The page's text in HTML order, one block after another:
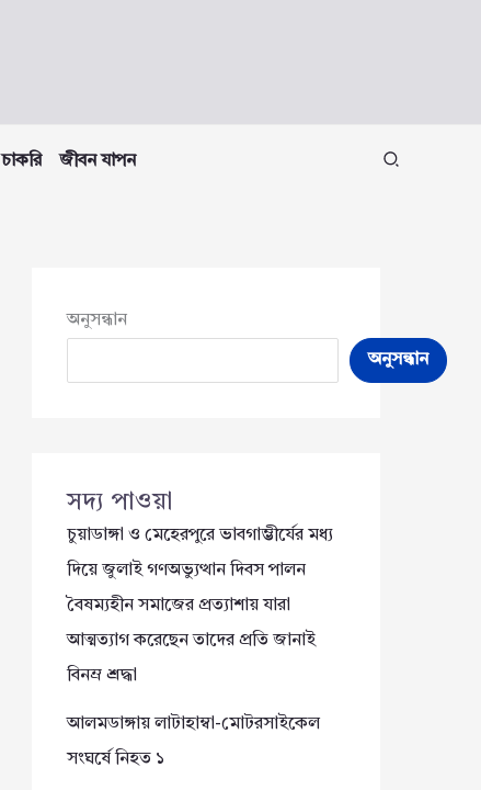
চাকরি জীবন যাপন
অনুসন্ধান
অনুসন্ধান
সদ্য পাওয়া
চুয়াডাঙ্গা ও মেহেরপুরে ভাবগাম্ভীর্যের মধ্য
দিয়ে জুলাই গণঅভ্যুত্থান দিবস পালন
বৈষম্যহীন সমাজের প্রত্যাশায় যারা
আত্মত্যাগ করেছেন তাদের প্রতি জানাই
বিনম্র শ্রদ্ধা
আলমডাঙ্গায় লাটাহাম্বা-মোটরসাইকেল
সংঘর্ষে নিহত ১